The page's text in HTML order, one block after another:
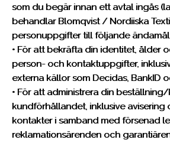
som du begär innan ett avtal ingås
behandlar Blomqvist / Nordiiska
personuppgifter till följande
• För att bekräfta din identitet, ålder
person- och kontaktuppgifter,
externa källor som Decidas, BankID
• För att administrera din
kundförhållandet, inklusive avisering
kontakter i samband med försenad
reklamationsärenden och